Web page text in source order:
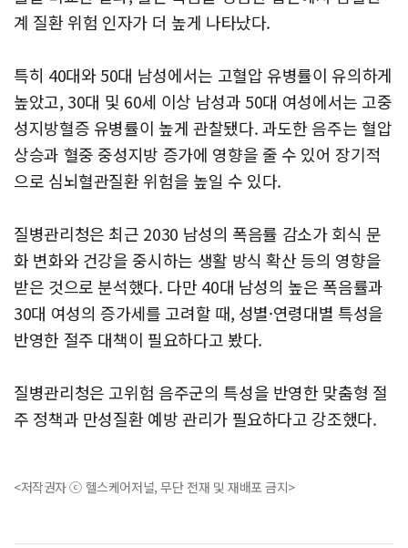
계 질환 위험 인자가 더 높게 나타났다.
특히 40대와 50대 남성에서는 고혈압 유병률이 유의하게
높았고, 30대 및 60세 이상 남성과 50대 여성에서는 고중
성지방혈증 유병률이 높게 관찰됐다. 과도한 음주는 혈압
상승과 혈중 중성지방 증가에 영향을 줄 수 있어 장기적
으로 심뇌혈관질환 위험을 높일 수 있다.
질병관리청은 최근 2030 남성의 폭음률 감소가 회식 문
화 변화와 건강을 중시하는 생활 방식 확산 등의 영향을
받은 것으로 분석했다. 다만 40대 남성의 높은 폭음률과
30대 여성의 증가세를 고려할 때, 성별·연령대별 특성을
반영한 절주 대책이 필요하다고 봤다.
질병관리청은 고위험 음주군의 특성을 반영한 맞춤형 절
주 정책과 만성질환 예방 관리가 필요하다고 강조했다.
<저작권자 ⓒ 헬스케어저널, 무단 전재 및 재배포 금지>